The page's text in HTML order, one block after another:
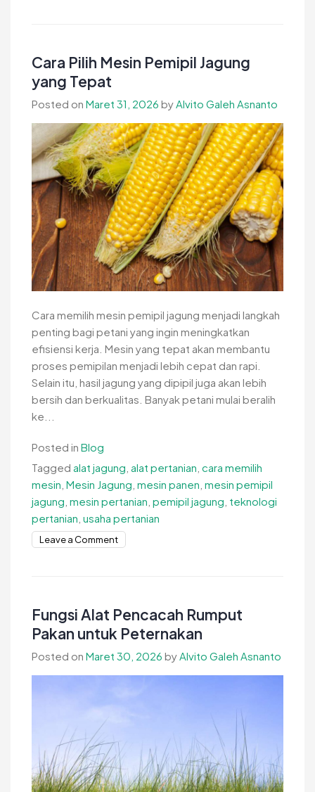
Kopi
Hasil
Olahan
Lebih
Maksimal
Cara Pilih Mesin Pemipil Jagung
yang Tepat
Posted on Maret 31, 2026 byAlvito Galeh Asnanto
Cara memilih mesin pemipil jagung menjadi langkah
penting bagi petani yang ingin meningkatkan
efisiensi kerja. Mesin yang tepat akan membantu
proses pemipilan menjadi lebih cepat dan rapi.
Selain itu, hasil jagung yang dipipil juga akan lebih
bersih dan berkualitas. Banyak petani mulai beralih
ke...
Posted in Blog
Tagged alat jagung alat pertanian cara memilih
mesin Mesin Jagung mesin panen mesin pemipil
jagung mesin pertanian pemipil jagung teknologi
pertanian usaha pertanian
Leave a Commenton
Jagung
yang
Tepat
Fungsi Alat Pencacah Rumput
Pakan untuk Peternakan
Posted on Maret 30, 2026 byAlvito Galeh Asnanto